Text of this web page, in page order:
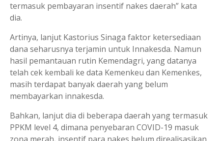
termasuk pembayaran insentif nakes daerah” kata
dia.
Artinya, lanjut Kastorius Sinaga faktor ketersediaan
dana seharusnya terjamin untuk Innakesda. Namun
hasil pemantauan rutin Kemendagri, yang datanya
telah cek kembali ke data Kemenkeu dan Kemenkes,
masih terdapat banyak daerah yang belum
membayarkan innakesda.
Bahkan, lanjut dia di beberapa daerah yang termasuk
PPKM level 4, dimana penyebaran COVID-19 masuk